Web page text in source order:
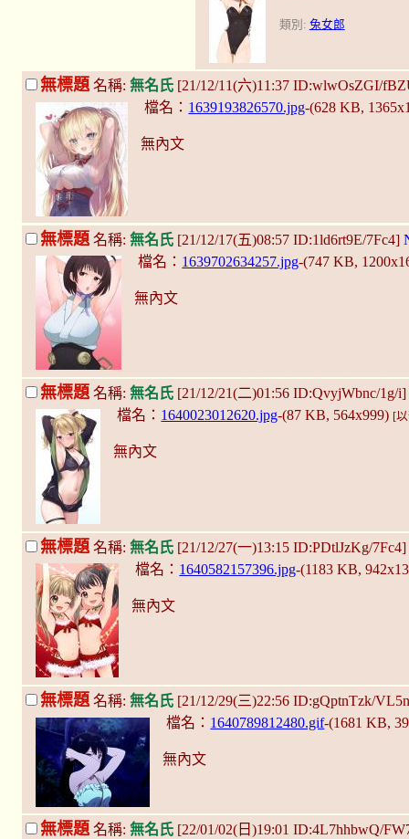
類別: 兔女郎
無標題名稱: 無名氏 [21/12/11(六)11:37 ID:wlwOsZGI/
檔名： 1639193826570.jpg-(628 KB,
無內文
無標題 名稱: 無名氏 [21/12/17(五)08:57 ID:1ld6rt9E/7Fc4]
檔名： 1639702634257.jpg-(747 KB,
無內文
無標題 名稱: 無名氏 [21/12/21(二)01:56 ID:QvyjWbnc/1g/i]
檔名： 1640023012620.jpg-(87 KB, 564x999) [
無內文
無標題 名稱: 無名氏 [21/12/27(一)13:15 ID:PDtlJzKg/7Fc4]
檔名： 1640582157396.jpg-(1183 KB,
無內文
無標題 名稱: 無名氏 [21/12/29(三)22:56 ID:gQptnTzk/
檔名： 1640789812480.gif-(1681 KB,
無內文
無標題名稱: 無名氏 [22/01/02(日)19:01 ID:4L7hhbwQ/